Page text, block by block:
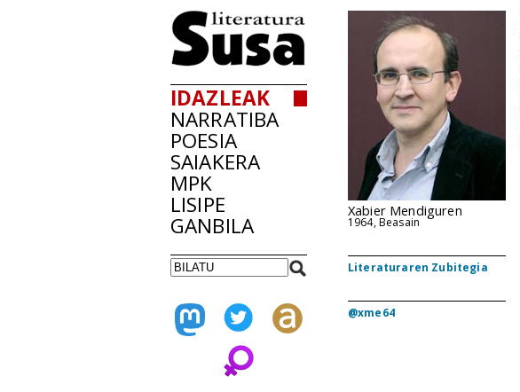
IDAZLEAK
NARRATIBA
POESIA
SAIAKERA
MPK
LISIPE
GANBILA
Xabier Mendiguren
1964, Beasain
Literaturaren Zubitegia
@xme64